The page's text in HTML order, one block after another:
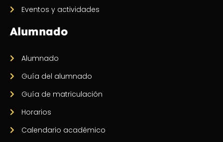
Eventos y actividades
Alumnado
Alumnado
Guía del alumnado
Guía de matriculación
Horarios
Calendario académico